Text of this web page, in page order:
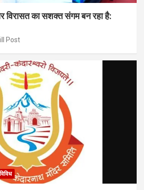
विरासत का सशक्त संगम बन रहा है:
Post
विविध